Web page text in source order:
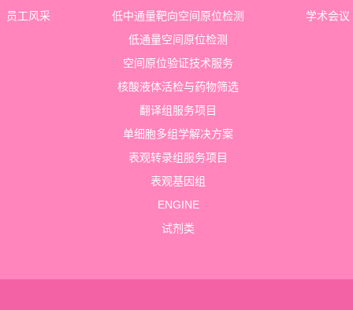
员工风采
低中通量靶向空间原位检测
低通量空间原位检测
空间原位验证技术服务
核酸液体活检与药物筛选
翻译组服务项目
单细胞多组学解决方案
表观转录组服务项目
表观基因组
ENGINE
试剂类
学术会议